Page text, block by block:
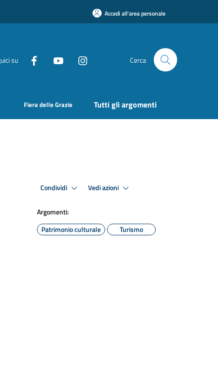
Accedi all'area personale
su Cerca
Fiera delle Grazie Tutti gli argomenti
Condividi Vedi azioni
Argomenti:
Patrimonio culturale
Turismo